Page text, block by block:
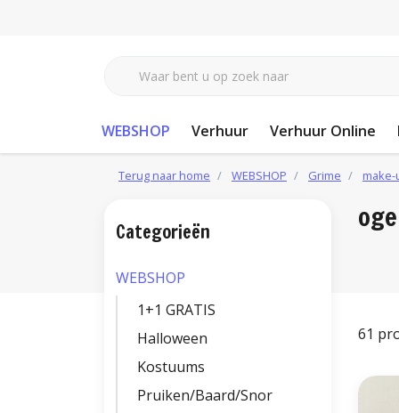
WEBSHOP Verhuur Verhuur Online
Terug naar home WEBSHOP Grime
61
Categorieën
WEBSHOP
1+1 GRATIS
Halloween
Kostuums
Pruiken/Baard/Snor